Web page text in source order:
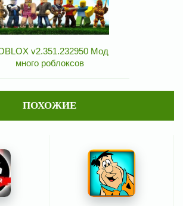
v2.351.232950 Мод
много роблоксов
ПОХОЖИЕ